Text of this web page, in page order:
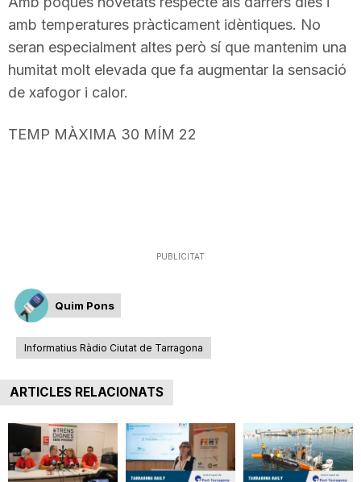
amb temperatures pràcticament idèntiques. No
seran especialment altes però sí que mantenim una
humitat molt elevada que fa augmentar la sensació
de xafogor i calor.
TEMP MÀXIMA 30 MÍM 22
PUBLICITAT
Quim Pons
Informatius Ràdio Ciutat de Tarragona
ARTICLES RELACIONATS